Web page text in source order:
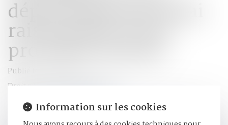
dépassement du délai
raisonnable d’une
procédure pénale
Publié le :
Droit pénal
Procédure pénale
La durée excessive d'une procédure pénale ne justifie pas à
Information sur les cookies